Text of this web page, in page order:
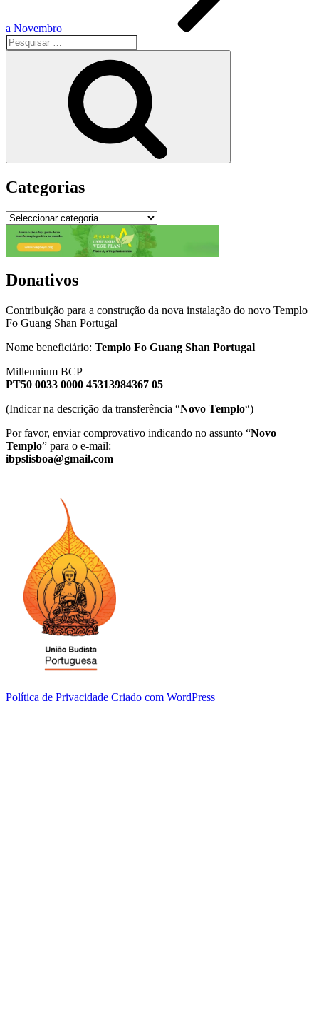
a Novembro
Pesquisar
por:
Categorias
Categorias
Donativos
Contribuição para a construção da nova instalação do novo Templo
Fo Guang Shan Portugal
Nome beneficiário: Templo Fo Guang Shan Portugal
Millennium BCP
PT50 0033 0000 45313984367 05
(Indicar na descrição da transferência “Novo Templo“)
Por favor, enviar comprovativo indicando no assunto “Novo
Templo” para o e-mail:
ibpslisboa@gmail.com
Política de Privacidade Criado com WordPress